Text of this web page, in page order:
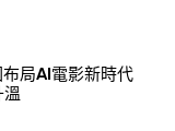
布局AI電影新時代
溫